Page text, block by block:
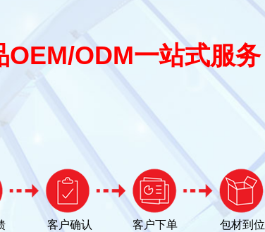
ODM一站式服务
客户确认 客户下单 包材到位